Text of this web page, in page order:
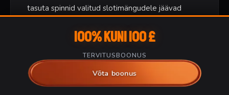
tasuta spinnid valitud slotimängudele jäävad
eelmise nädala kasiinoaktiivsusest. Saadud võidud
läbimängimisnõudele. ForteBet Casino tagab, et
Eesti mängijad saavad nautida neid pakkumisi.
100% kuni 100 £
TERVITUSBOONUS
Võta boonus